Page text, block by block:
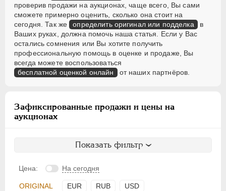
проверив продажи на аукционах, чаще всего, Вы сами
сможете примерно оценить, сколько она стоит на
сегодня. Так же определить оригинал или подделка в
Ваших руках, должна помочь наша статья. Если у Вас
остались сомнения или Вы хотите получить
профессиональную помощь в оценке и продаже, Вы
всегда можете воспользоваться
бесплатной оценкой онлайн от наших партнёров.
Зафиксированные продажи и цены на
аукционах
Показать фильтр
Цена: На сегодня
ORIGINAL EUR RUB USD